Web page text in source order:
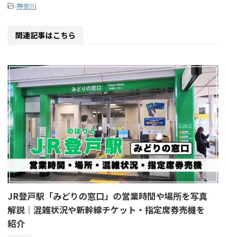
-神奈川
関連記事はこちら
JR登戸駅「みどりの窓口」の営業時間や場所を写真
解説｜混雑状況や新幹線チケット・指定席券売機を
紹介